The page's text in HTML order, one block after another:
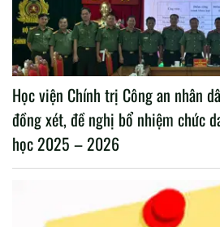
Học viện Chính trị Công an nhân
đồng xét, đề nghị bổ nhiệm chức
học 2025 – 2026